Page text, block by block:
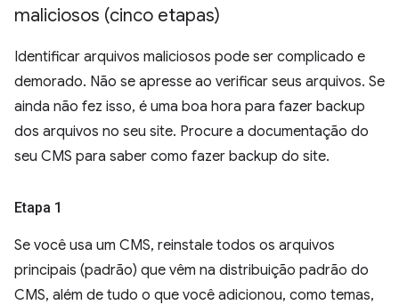
maliciosos (cinco etapas)
Identificar arquivos maliciosos pode ser complicado e
demorado. Não se apresse ao verificar seus arquivos. Se
ainda não fez isso, é uma boa hora para fazer backup
dos arquivos no seu site. Procure a documentação do
seu CMS para saber como fazer backup do site.
Etapa 1
Se você usa um CMS, reinstale todos os arquivos
principais (padrão) que vêm na distribuição padrão do
CMS, além de tudo o que você adicionou, como temas,